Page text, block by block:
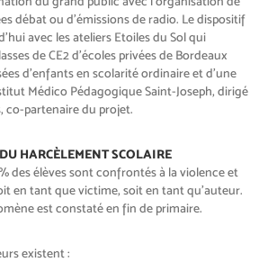
débat ou d’émissions de radio. Le dispositif
avec les ateliers Etoiles du Sol qui
de CE2 d’écoles privées de Bordeaux
d’enfants en scolarité ordinaire et d’une
Médico Pédagogique Saint-Joseph, dirigé
co-partenaire du projet.
HARCÈLEMENT SCOLAIRE
des élèves sont confrontés à la violence et
en tant que victime, soit en tant qu’auteur.
est constaté en fin de primaire.
existent :